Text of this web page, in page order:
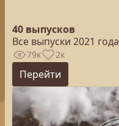
40 выпусков
Все выпуски 2021 года
79к 2к
Перейти